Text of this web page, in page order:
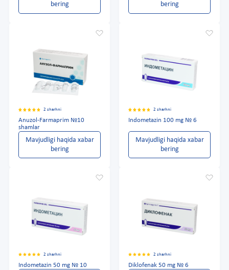
bering
bering
2 sharhni
Anuzol-Farmaprim №10
shamlar
Mavjudligi haqida xabar
bering
2 sharhni
Indometazin 100 mg № 6
Mavjudligi haqida xabar
bering
2 sharhni
Indometazin 50 mg № 10
2 sharhni
Diklofenak 50 mg № 6